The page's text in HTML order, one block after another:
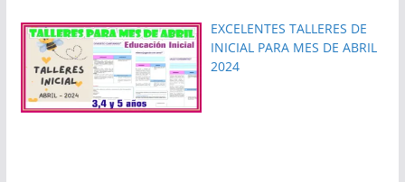
EXCELENTES TALLERES DE
INICIAL PARA MES DE ABRIL
2024